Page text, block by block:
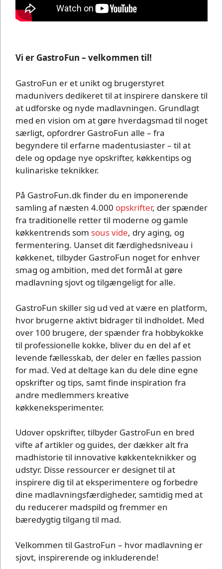
Vi er GastroFun – velkommen til!
GastroFun er et unikt og brugerstyret
madunivers dedikeret til at inspirere danskere til
at udforske og nyde madlavningen. Grundlagt
med en vision om at gøre hverdagsmad til noget
særligt, opfordrer GastroFun alle – fra
begyndere til erfarne madentusiaster – til at
dele og opdage nye opskrifter, køkkentips og
kulinariske teknikker.
På GastroFun.dk finder du en imponerende
samling af næsten 4.000 opskrifter, der spænder
fra traditionelle retter til moderne og gamle
køkkentrends som sous vide, dry aging, og
fermentering. Uanset dit færdighedsniveau i
køkkenet, tilbyder GastroFun noget for enhver
smag og ambition, med det formål at gøre
madlavning sjovt og tilgængeligt for alle.
GastroFun skiller sig ud ved at være en platform,
hvor brugerne aktivt bidrager til indholdet. Med
over 100 brugere, der spænder fra hobbykokke
til professionelle kokke, bliver du en del af et
levende fællesskab, der deler en fælles passion
for mad. Ved at deltage kan du dele dine egne
opskrifter og tips, samt finde inspiration fra
andre medlemmers kreative
køkkeneksperimenter.
Udover opskrifter, tilbyder GastroFun en bred
vifte af artikler og guides, der dækker alt fra
madhistorie til innovative køkkenteknikker og
udstyr. Disse ressourcer er designet til at
inspirere dig til at eksperimentere og forbedre
dine madlavningsfærdigheder, samtidig med at
du reducerer madspild og fremmer en
bæredygtig tilgang til mad.
Velkommen til GastroFun – hvor madlavning er
sjovt, inspirerende og inkluderende!